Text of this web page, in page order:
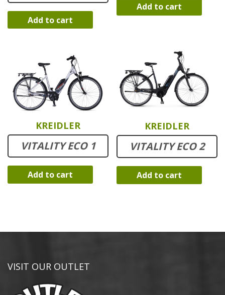
Add to cart
Add to cart
KREIDLER
VITALITY ECO 1
Add to cart
KREIDLER
VITALITY ECO 2
Add to cart
VISIT OUR OUTLET